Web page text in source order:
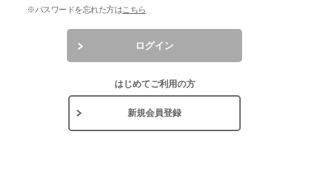
※パスワードを忘れた方はこちら
ログイン
はじめてご利用の方
新規会員登録